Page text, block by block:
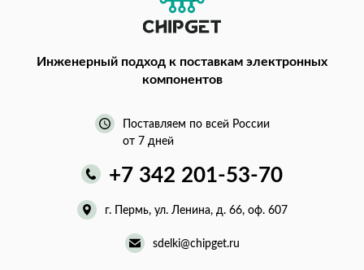
Инженерный подход к поставкам электронных
компонентов
Поставляем по всей России
от 7 дней
+7 342 201-53-70
г. Пермь, ул. Ленина, д. 66, оф. 607
sdelki@chipget.ru